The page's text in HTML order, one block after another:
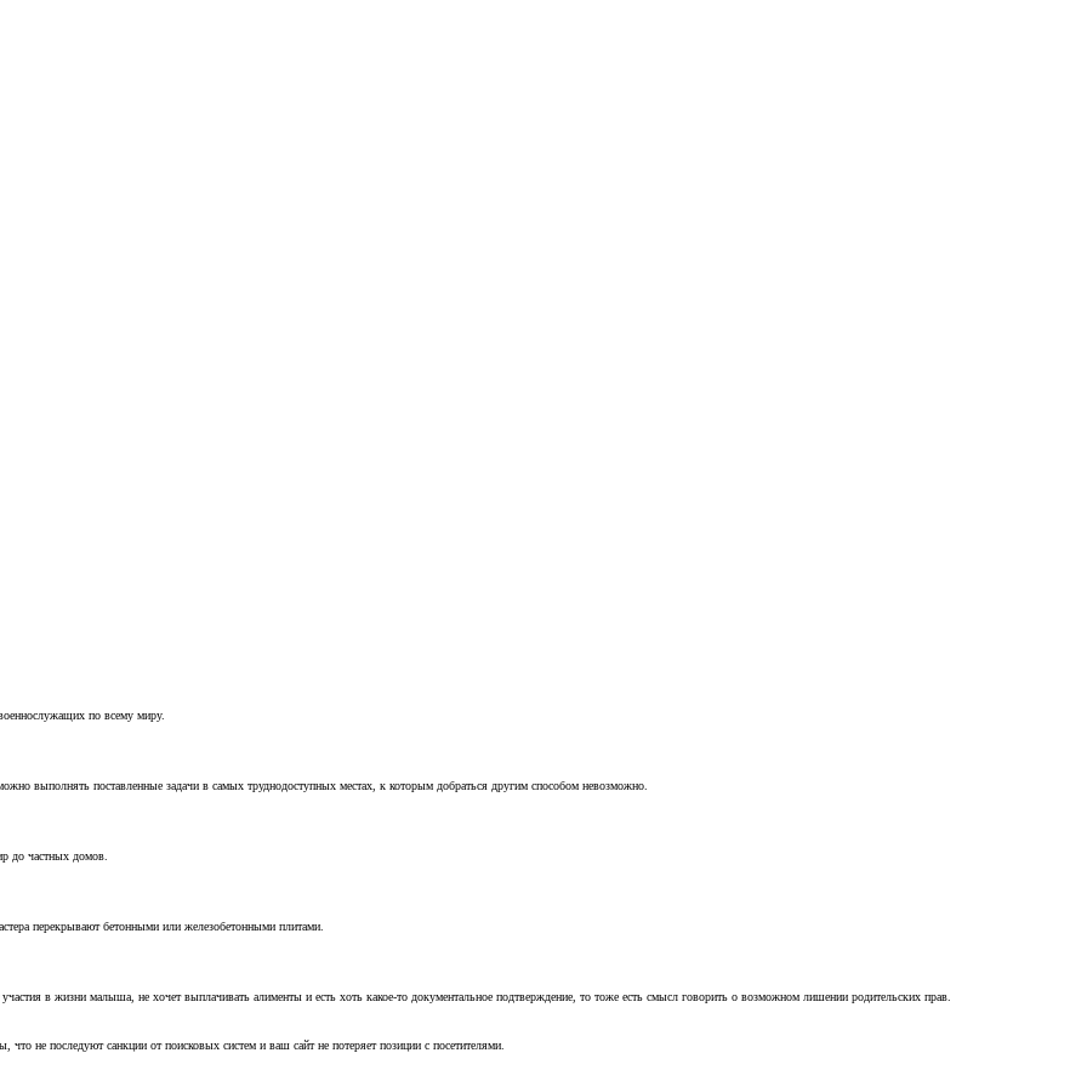
по всему миру.
выполнять поставленные задачи в самых труднодоступных местах, к которым добраться другим способом невозможно.
до частных домов.
перекрывают бетонными или железобетонными плитами.
в жизни малыша, не хочет выплачивать алименты и есть хоть какое-то документальное подтверждение, то тоже есть смысл говорить о возможном лишении родительских прав.
не последуют санкции от поисковых систем и ваш сайт не потеряет позиции с посетителями.